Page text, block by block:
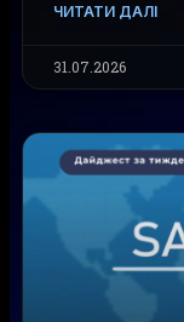
ЧИТАТИ ДАЛІ
31.07.2026